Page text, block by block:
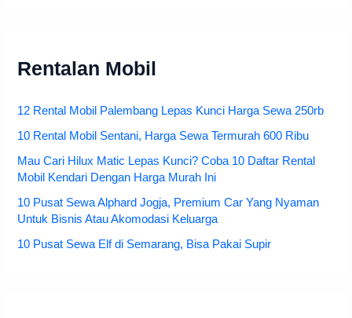
Rentalan Mobil
12 Rental Mobil Palembang Lepas Kunci Harga Sewa 250rb
10 Rental Mobil Sentani, Harga Sewa Termurah 600 Ribu
Mau Cari Hilux Matic Lepas Kunci? Coba 10 Daftar Rental
Mobil Kendari Dengan Harga Murah Ini
10 Pusat Sewa Alphard Jogja, Premium Car Yang Nyaman
Untuk Bisnis Atau Akomodasi Keluarga
10 Pusat Sewa Elf di Semarang, Bisa Pakai Supir